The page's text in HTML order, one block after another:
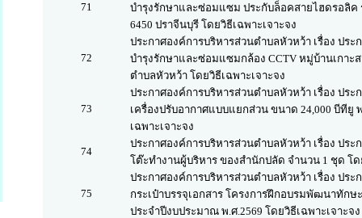
71
บำรุงรักษาและซ่อมแซม ประกับล็อคสายไฮดรอลิค
6450 ปราจีนบุรี โดยวิธีเฉพาะเจาะจง
72
ประกาศองค์การบริหารส่วนตำบลหัวหว้า เรื่อง ประ
บำรุงรักษาและซ่อมแซมกล้อง CCTV หมู่บ้านเกาะ
ตำบลหัวหว้า โดยวิธีเฉพาะเจาะจง
73
ประกาศองค์การบริหารส่วนตำบลหัวหว้า เรื่อง ปร
เครื่องปรับอากาศแบบแยกส่วน ขนาด 24,000 บีทียู
เฉพาะเจาะจง
74
ประกาศองค์การบริหารส่วนตำบลหัวหว้า เรื่อง ปร
โต๊ะทำงานผู้บริหาร ของสำนักปลัด จำนวน 1 ชุด โด
75
ประกาศองค์การบริหารส่วนตำบลหัวหว้า เรื่อง ปร
กระเป๋าบรรจุเอกสาร โครงการฝึกอบรมพัฒนาทัก
ประจำปีงบประมาณ พ.ศ.2569 โดยวิธีเฉพาะเจาะจง